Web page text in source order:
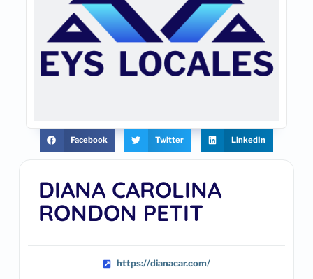
DIANA CAROLINA
RONDON PETIT
https://dianacar.com/
Facebook Twitter LinkedIn